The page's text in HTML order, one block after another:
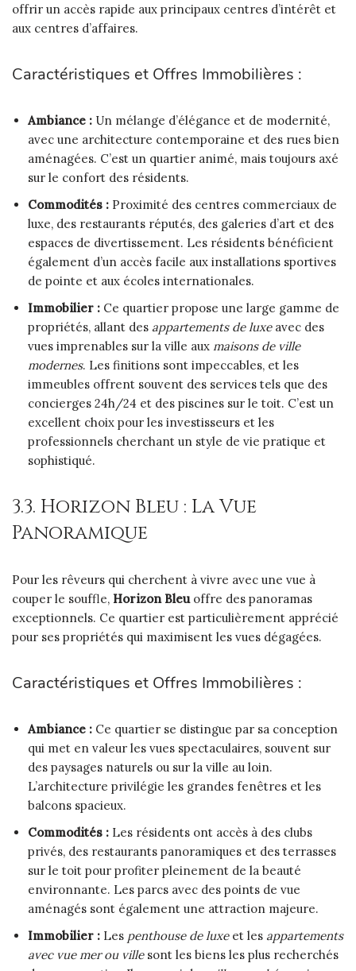
offrir un accès rapide aux principaux centres d’intérêt et
aux centres d’affaires.
Caractéristiques et Offres Immobilières :
Ambiance : Un mélange d’élégance et de modernité,
avec une architecture contemporaine et des rues bien
aménagées. C’est un quartier animé, mais toujours axé
sur le confort des résidents.
Commodités : Proximité des centres commerciaux de
luxe, des restaurants réputés, des galeries d’art et des
espaces de divertissement. Les résidents bénéficient
également d’un accès facile aux installations sportives
de pointe et aux écoles internationales.
Immobilier : Ce quartier propose une large gamme de
propriétés, allant des appartements de luxeavec des
vues imprenables sur la ville aux maisons de ville
modernes. Les finitions sont impeccables, et les
immeubles offrent souvent des services tels que des
concierges 24h/24 et des piscines sur le toit. C’est un
excellent choix pour les investisseurs et les
professionnels cherchant un style de vie pratique et
sophistiqué.
3.3. Horizon Bleu : La Vue
Panoramique
Pour les rêveurs qui cherchent à vivre avec une vue à
couper le souffle, Horizon Bleuoffre des panoramas
exceptionnels. Ce quartier est particulièrement apprécié
pour ses propriétés qui maximisent les vues dégagées.
Caractéristiques et Offres Immobilières :
Ambiance : Ce quartier se distingue par sa conception
qui met en valeur les vues spectaculaires, souvent sur
des paysages naturels ou sur la ville au loin.
L’architecture privilégie les grandes fenêtres et les
balcons spacieux.
Commodités : Les résidents ont accès à des clubs
privés, des restaurants panoramiques et des terrasses
sur le toit pour profiter pleinement de la beauté
environnante. Les parcs avec des points de vue
aménagés sont également une attraction majeure.
Immobilier : Les penthouse de luxeet les appartements
avec vue mer ou villesont les biens les plus recherchés